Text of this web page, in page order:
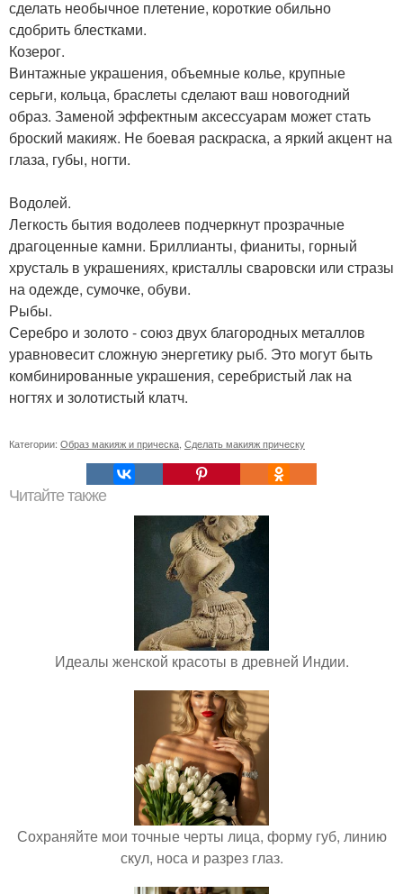
сделать необычное плетение, короткие обильно
сдобрить блестками.
Козерог.
Винтажные украшения, объемные колье, крупные
серьги, кольца, браслеты сделают ваш новогодний
образ. Заменой эффектным аксессуарам может стать
броский макияж. Не боевая раскраска, а яркий акцент на
глаза, губы, ногти.
Водолей.
Легкость бытия водолеев подчеркнут прозрачные
драгоценные камни. Бриллианты, фианиты, горный
хрусталь в украшениях, кристаллы сваровски или стразы
на одежде, сумочке, обуви.
Рыбы.
Серебро и золото - союз двух благородных металлов
уравновесит сложную энергетику рыб. Это могут быть
комбинированные украшения, серебристый лак на
ногтях и золотистый клатч.
Категории: Образ макияж и прическа Сделать макияж прическу
Читайте также
Идеалы женской красоты в древней Индии.
Сохраняйте мои точные черты лица, форму губ, линию
скул, носа и разрез глаз.